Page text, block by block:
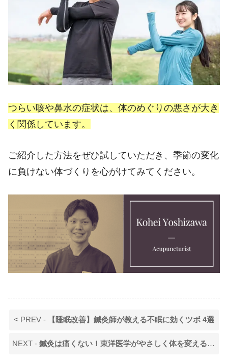
つらい咳や鼻水の症状は、体のめぐりの悪さが大き
く関係しています。
ご紹介した方法をぜひ試していただき、季節の変化
に負けない体づくりを心がけてみてください。
< PREV - 【睡眠改善】鍼灸師が教える不眠に効くツボ 4選
NEXT -鍼灸は痛くない！東洋医学がやさしく体を変える理由